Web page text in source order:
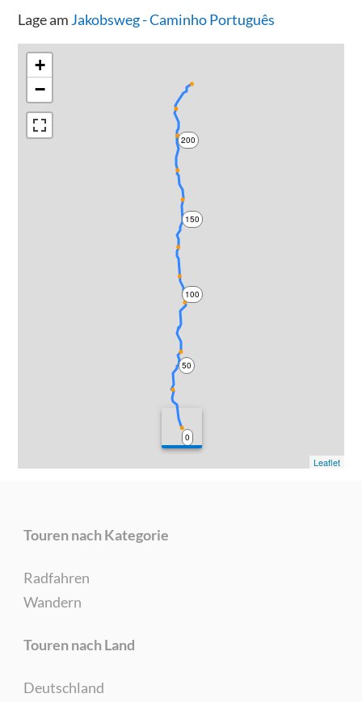
Lage am Jakobsweg - Caminho Português
0
50
100
150
200
+
−
Leaflet
Touren nach Kategorie
Radfahren
Wandern
Touren nach Land
Deutschland